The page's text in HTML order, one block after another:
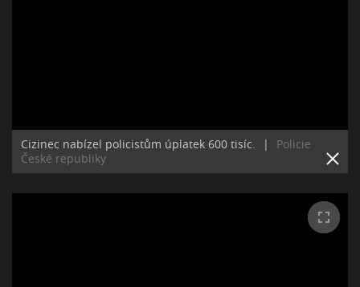
Cizinec nabízel policistům úplatek 600 tisíc. |
Policie
České republiky